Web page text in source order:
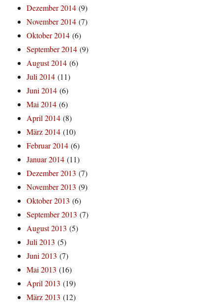
Dezember 2014 (9)
November 2014 (7)
Oktober 2014 (6)
September 2014 (9)
August 2014 (6)
Juli 2014 (11)
Juni 2014 (6)
Mai 2014 (6)
April 2014 (8)
März 2014 (10)
Februar 2014 (6)
Januar 2014 (11)
Dezember 2013 (7)
November 2013 (9)
Oktober 2013 (6)
September 2013 (7)
August 2013 (5)
Juli 2013 (5)
Juni 2013 (7)
Mai 2013 (16)
April 2013 (19)
März 2013 (12)